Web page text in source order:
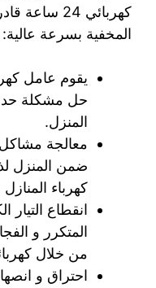
كهربائي 24
المخفية بسرعة عالية:
حل مشكلة
المنزل.
معالجة
ضمن المنزل
كهرباء المنازل 24 ساعة.
انقطاع التيار
المتكرر و
من خلال
احتراق و